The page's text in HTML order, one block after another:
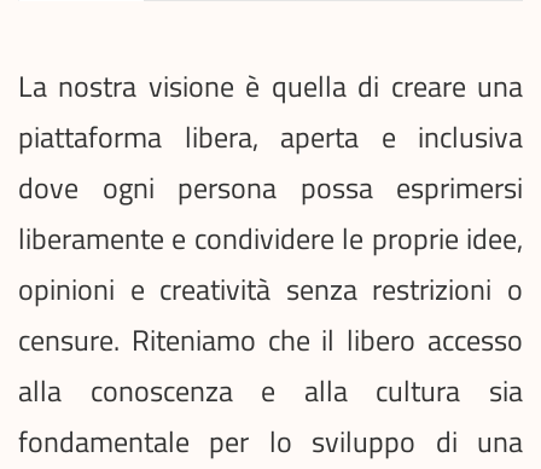
La nostra visione è quella di creare una
piattaforma libera, aperta e inclusiva
dove ogni persona possa esprimersi
liberamente e condividere le proprie idee,
opinioni e creatività senza restrizioni o
censure. Riteniamo che il libero accesso
alla conoscenza e alla cultura sia
fondamentale per lo sviluppo di una